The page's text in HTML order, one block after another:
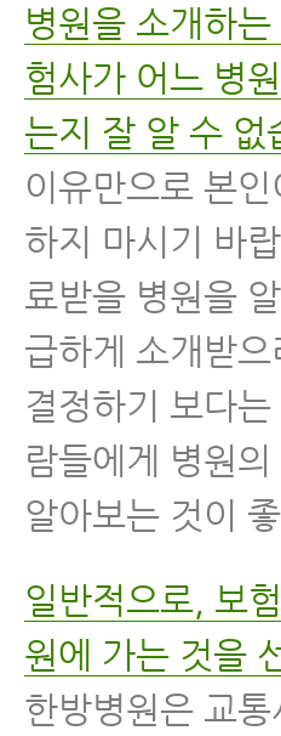
병원을 소개하
험사가 어느 병
는지 잘 알 수 없
이유만으로 본
하지 마시기 바
료받을 병원을
급하게 소개받
결정하기 보다
람들에게 병원
알아보는 것이
일반적으로, 보
원에 가는 것을
한방병원은 교